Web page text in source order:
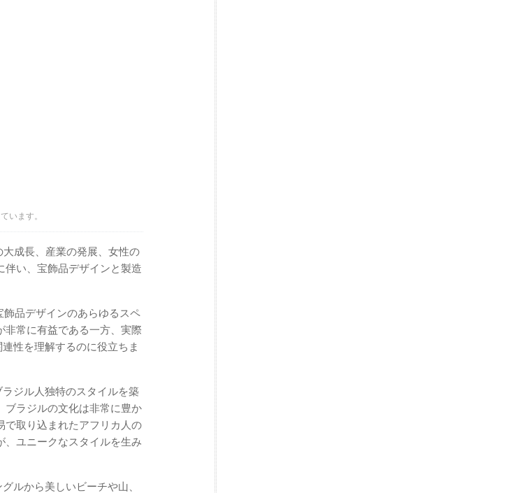
います。
成長、産業の発展、女性の
伴い、宝飾品デザインと製造
飾品デザインのあらゆるスペ
非常に有益である一方、実際
性を理解するのに役立ちま
ジル人独特のスタイルを築
ブラジルの文化は非常に豊か
で取り込まれたアフリカ人の
、ユニークなスタイルを生み
ルから美しいビーチや山、